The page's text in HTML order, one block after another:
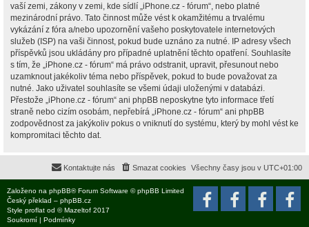
vaší zemi, zákony v zemi, kde sídlí „iPhone.cz - fórum“, nebo platné
mezinárodní právo. Tato činnost může vést k okamžitému a trvalému
vykázání z fóra a/nebo upozornění vašeho poskytovatele internetových
služeb (ISP) na vaši činnost, pokud bude uznáno za nutné. IP adresy všech
příspěvků jsou ukládány pro případné uplatnění těchto opatření. Souhlasíte
s tím, že „iPhone.cz - fórum“ má právo odstranit, upravit, přesunout nebo
uzamknout jakékoliv téma nebo příspěvek, pokud to bude považovat za
nutné. Jako uživatel souhlasíte se všemi údaji uloženými v databázi.
Přestože „iPhone.cz - fórum“ ani phpBB neposkytne tyto informace třetí
straně nebo cizím osobám, nepřebírá „iPhone.cz - fórum“ ani phpBB
zodpovědnost za jakýkoliv pokus o vniknutí do systému, který by mohl vést ke
kompromitaci těchto dat.
Všechny časy jsou v UTC+01:00
Smazat cookies
Kontaktujte nás
Založeno na phpBB® Forum Software © phpBB Limited
Český překlad – phpBB.cz
Style proflat od ©Mazeltof 2017
Soukromí | Podmínky